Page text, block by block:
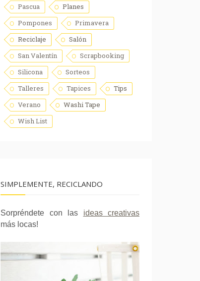
Pascua
Planes
Pompones
Primavera
Reciclaje
Salón
San Valentín
Scrapbooking
Silicona
Sorteos
Talleres
Tapices
Tips
Verano
Washi Tape
Wish List
SIMPLEMENTE, RECICLANDO
Sorpréndete con las ideas creativas
más locas!